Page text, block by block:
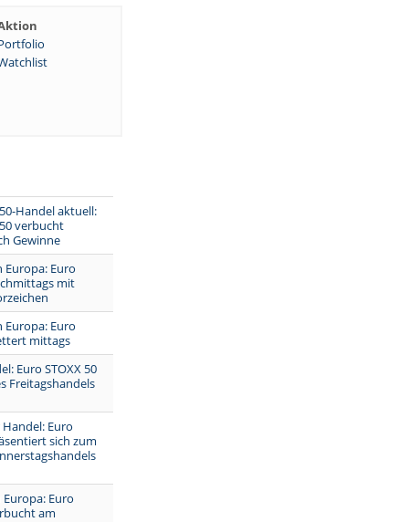
Handel aktuell:
verbucht
Gewinne
Europa: Euro
mit
Europa: Euro
mittags
Euro STOXX 50
Freitagshandels
Euro
sich zum
Euro
am